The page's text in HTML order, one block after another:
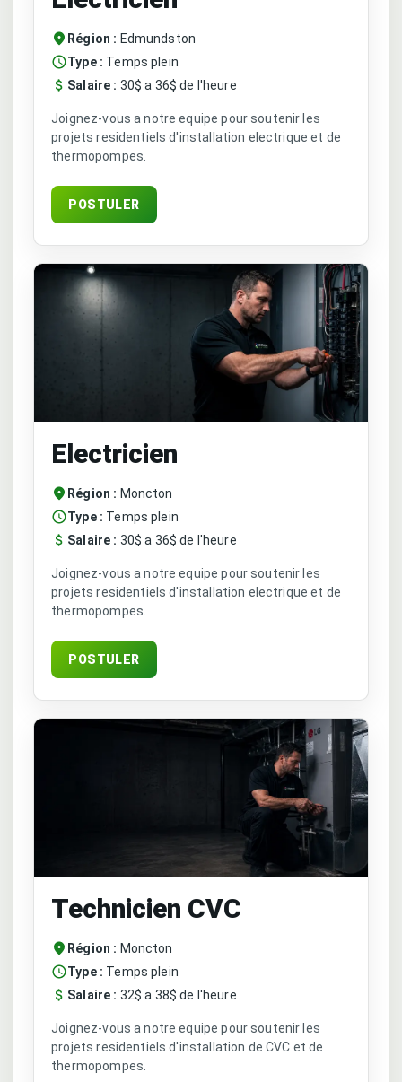
Région : Edmundston
Type : Temps plein
Salaire : 30$ a 36$ de l'heure
Joignez-vous a notre equipe pour soutenir les
projets residentiels d'installation electrique et de
thermopompes.
POSTULER
Electricien
Région : Moncton
Type : Temps plein
Salaire : 30$ a 36$ de l'heure
Joignez-vous a notre equipe pour soutenir les
projets residentiels d'installation electrique et de
thermopompes.
POSTULER
Technicien CVC
Région : Moncton
Type : Temps plein
Salaire : 32$ a 38$ de l'heure
Joignez-vous a notre equipe pour soutenir les
projets residentiels d'installation de CVC et de
thermopompes.